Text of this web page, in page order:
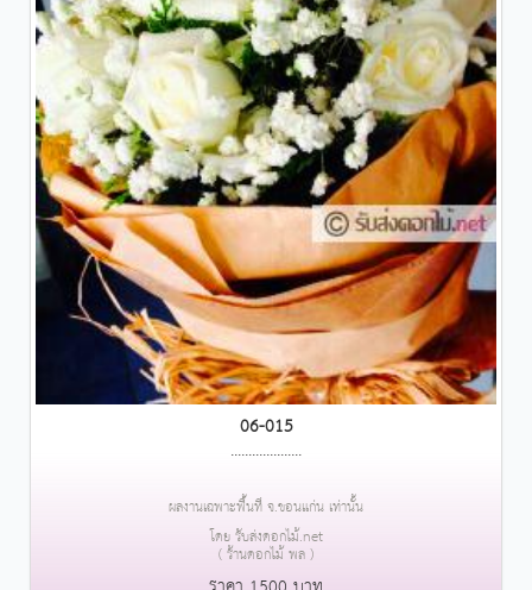
06-015
....................
ผลงานเฉพาะพื้นที่ จ.ขอนแก่น เท่านั้น
โดย รับส่งดอกไม้.net
( ร้านดอกไม้ พล )